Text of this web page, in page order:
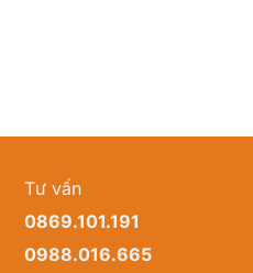
Tư vấn
0869.101.191
0988.016.665